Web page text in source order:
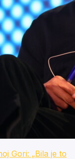
Gori: „Bila je to